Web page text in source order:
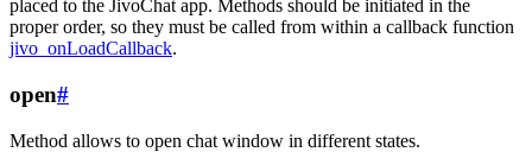
placed to the JivoChat app. Methods should be initiated in the
proper order, so they must be called from within a callback function
jivo_onLoadCallback.
open#
Method allows to open chat window in different states.